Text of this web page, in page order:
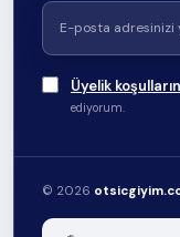
Üyelik
ediyorum.
© 2026